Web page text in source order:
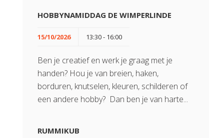
HOBBYNAMIDDAG DE WIMPERLINDE
15/10/2026 13:30 - 16:00
Ben je creatief en werk je graag met je
handen? Hou je van breien, haken,
borduren, knutselen, kleuren, schilderen of
een andere hobby? Dan ben je van harte...
RUMMIKUB